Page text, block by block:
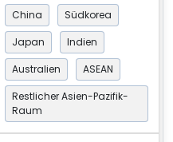
China
Südkorea
Japan
Indien
Australien
ASEAN
Restlicher Asien-Pazifik-
Raum